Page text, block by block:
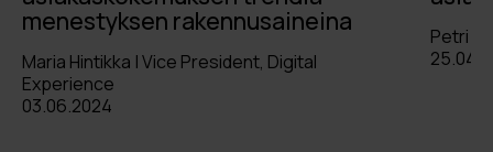
menestyksen rakennusaineina
Maria Hintikka | Vice President, Digital
Experience
03.06.2024
Petri